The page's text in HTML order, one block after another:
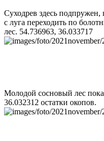
Суходрев здесь
с луга переходить по
лес. 54.736963, 36.033717
Молодой сосновый лес
36.032312 остатки окопов.